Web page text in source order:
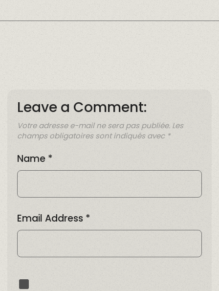
Leave a Comment:
Votre adresse e-mail ne sera pas publiée. Les
champs obligatoires sont indiqués avec *
Name *
Email Address *